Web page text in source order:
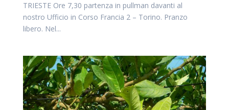
TRIESTE Ore 7,30 partenza in pullman davanti al
nostro Ufficio in Corso Francia 2 – Torino. Pranzo
libero. Nel...